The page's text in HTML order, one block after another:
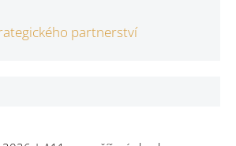
partnerství